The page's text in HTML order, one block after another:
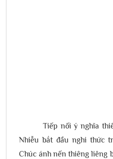
Tiếp nối ý nghĩa
Nhiễu bắt đầu nghi thức
Chúc ánh nến thiêng liêng